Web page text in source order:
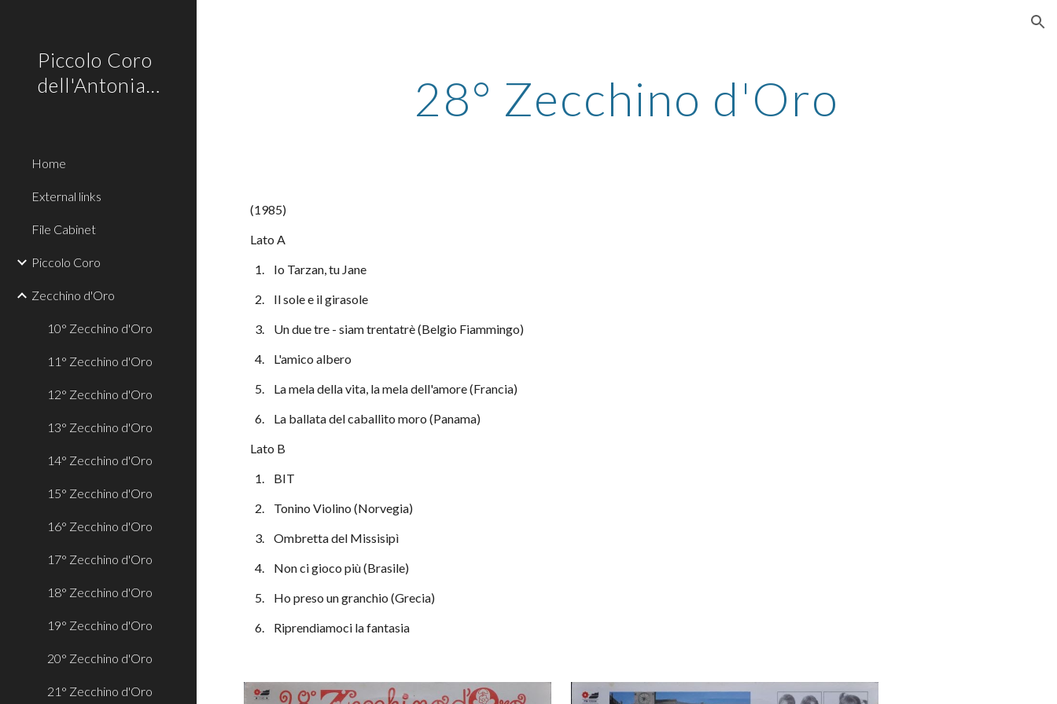
Piccolo Coro
dell'Antoniano
Home
External links
File Cabinet
Piccolo Coro
Zecchino d'Oro
10° Zecchino d'Oro
11° Zecchino d'Oro
12° Zecchino d'Oro
13° Zecchino d'Oro
14° Zecchino d'Oro
15° Zecchino d'Oro
16° Zecchino d'Oro
17° Zecchino d'Oro
18° Zecchino d'Oro
19° Zecchino d'Oro
20° Zecchino d'Oro
21° Zecchino d'Oro
28° Zecchino d'Oro
(1985)
Lato A
  1.    Io Tarzan, tu Jane
  2.    Il sole e il girasole
  3.    Un due tre - siam trentatrè (Belgio Fiammingo)
  4.    L'amico albero
  5.    La mela della vita, la mela dell'amore (Francia)
  6.    La ballata del caballito moro (Panama)
Lato B
  1.    BIT
  2.    Tonino Violino (Norvegia)
  3.    Ombretta del Missisipì
  4.    Non ci gioco più (Brasile)
  5.    Ho preso un granchio (Grecia)
  6.    Riprendiamoci la fantasia